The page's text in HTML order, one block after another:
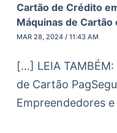
Cartão de Crédito
Máquinas de Cartão
MAR 28, 2024 / 11:43 AM
[…] LEIA
de Cartão
Empreendedores